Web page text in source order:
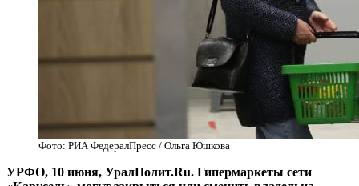
Фото: РИА ФедералПресс / Ольга Юшкова
УРФО, 10 июня, УралПолит.Ru. Гипермаркеты сети